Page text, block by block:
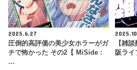
2025.6.27
圧倒的高評価の美少女ホラーがガ
チで怖かった その2【 MiSide :
…
【雑
阪ラ